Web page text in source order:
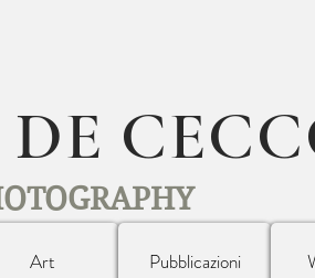
Art Pubblicazioni